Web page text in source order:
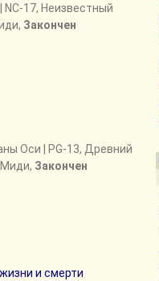
| NC-17, Неизвестный
Закончен
Оси | PG-13, Древний
Закончен
и смерти